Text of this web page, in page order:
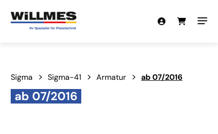
Sigma Sigma-41 Armatur ab 07/2016
ab 07/2016